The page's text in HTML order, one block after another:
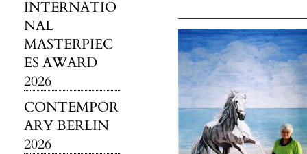
INTERNATIO
NAL
MASTERPIEC
ES AWARD
2026
CONTEMPOR
ARY BERLIN
2026